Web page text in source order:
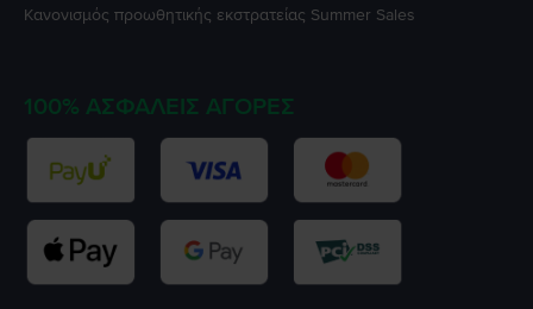
Κανονισμός προωθητικής εκστρατείας Summer Sales
100% ΑΣΦΑΛΕΊΣ ΑΓΟΡΈΣ